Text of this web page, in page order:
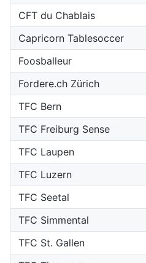
CFT du Chablais
Capricorn Tablesoccer
Foosballeur
Fordere.ch Zürich
TFC Bern
TFC Freiburg Sense
TFC Laupen
TFC Luzern
TFC Seetal
TFC Simmental
TFC St. Gallen